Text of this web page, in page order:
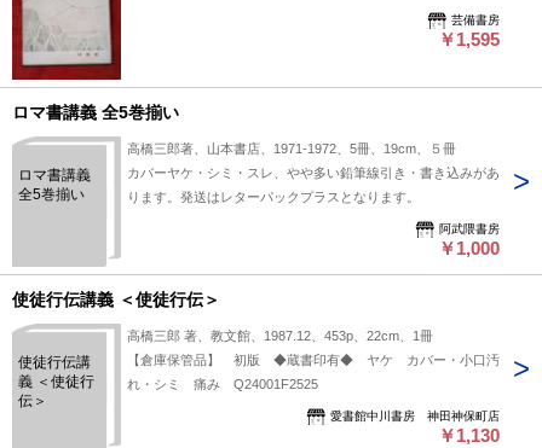
芸備書房
￥1,595
ロマ書講義 全5巻揃い
ロマ書講義
全5巻揃い
高橋三郎著、山本書店、1971-1972、5冊、19cm、５冊
カバーヤケ・シミ・スレ、やや多い鉛筆線引き・書き込みがあ
ります。発送はレターパックプラスとなります。
阿武隈書房
￥1,000
使徒行伝講義 ＜使徒行伝＞
使徒行伝講
義 ＜使徒行
伝＞
高橋三郎 著、教文館、1987.12、453p、22cm、1冊
【倉庫保管品】 初版 ◆蔵書印有◆ ヤケ カバー・小口汚
れ・シミ 痛み Q24001F2525
愛書館中川書房 神田神保町店
￥1,130